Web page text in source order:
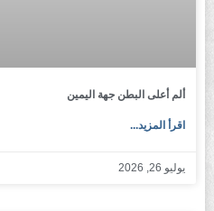
ألم أعلى البطن جهة اليمين
اقرأ المزيد...
يوليو 26, 2026